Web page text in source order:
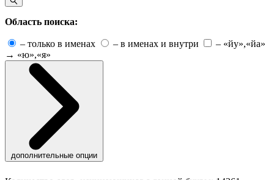
Область поиска:
– только в именах – в именах и внутри – «йу»,«йа»
→ «ю»,«я»
дополнительные опции